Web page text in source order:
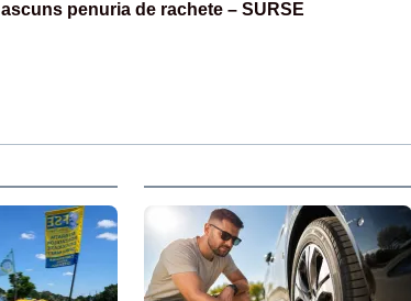
ascuns penuria de rachete – SURSE